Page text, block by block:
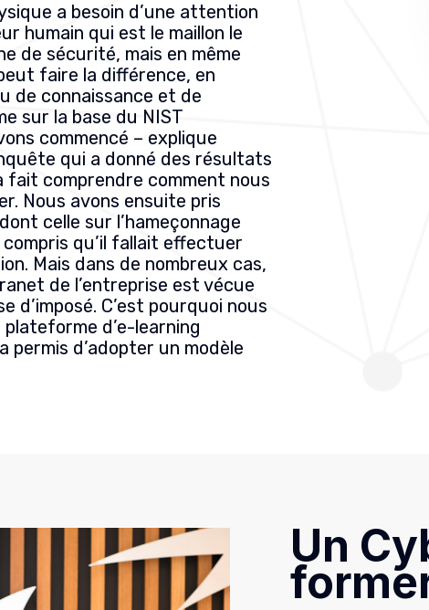
a besoin d’une attention
humain qui est le maillon le
de sécurité, mais en même
faire la différence, en
de connaissance et de
sur la base du NIST
commencé – explique
qui a donné des résultats
fait comprendre comment nous
Nous avons ensuite pris
celle sur l’hameçonnage
qu’il fallait effectuer
Mais dans de nombreux cas,
de l’entreprise est vécue
d’imposé. C’est pourquoi nous
d’e-learning
permis d’adopter un modèle
Un